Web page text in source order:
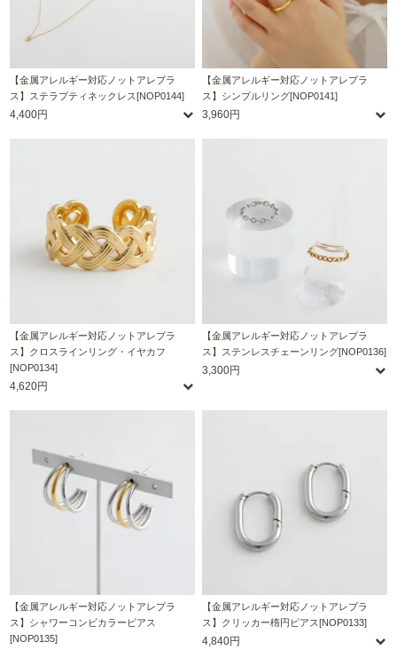
【金属アレルギー対応ノットアレプラ
ス】ステラプティネックレス[NOP0144]
4,400円
【金属アレルギー対応ノットアレプラ
ス】シンプルリング[NOP0141]
3,960円
【金属アレルギー対応ノットアレプラ
ス】クロスラインリング・イヤカフ
[NOP0134]
4,620円
【金属アレルギー対応ノットアレプラ
ス】ステンレスチェーンリング[NOP0136]
3,300円
【金属アレルギー対応ノットアレプラ
ス】シャワーコンビカラーピアス
[NOP0135]
【金属アレルギー対応ノットアレプラ
ス】クリッカー楕円ピアス[NOP0133]
4,840円